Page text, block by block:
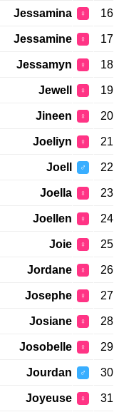
16
♀
Jessamina
17
♀
Jessamine
18
♀
Jessamyn
19
♀
Jewell
20
♀
Jineen
21
♀
Joeliyn
22
♂
Joell
23
♀
Joella
24
♀
Joellen
25
♀
Joie
26
♀
Jordane
27
♀
Josephe
28
♀
Josiane
29
♀
Josobelle
30
♂
Jourdan
31
♀
Joyeuse